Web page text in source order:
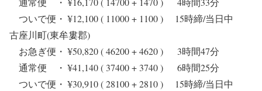
ついで便・ ¥12,100 ( 11000 + 1100 ) 15時締/当日中
古座川町(東牟婁郡)
お急ぎ便・ ¥50,820 ( 46200 + 4620 ) 3時間47分
通常便 ・ ¥41,140 ( 37400 + 3740 ) 6時間25分
ついで便・ ¥30,910 ( 28100 + 2810 ) 15時締/当日中